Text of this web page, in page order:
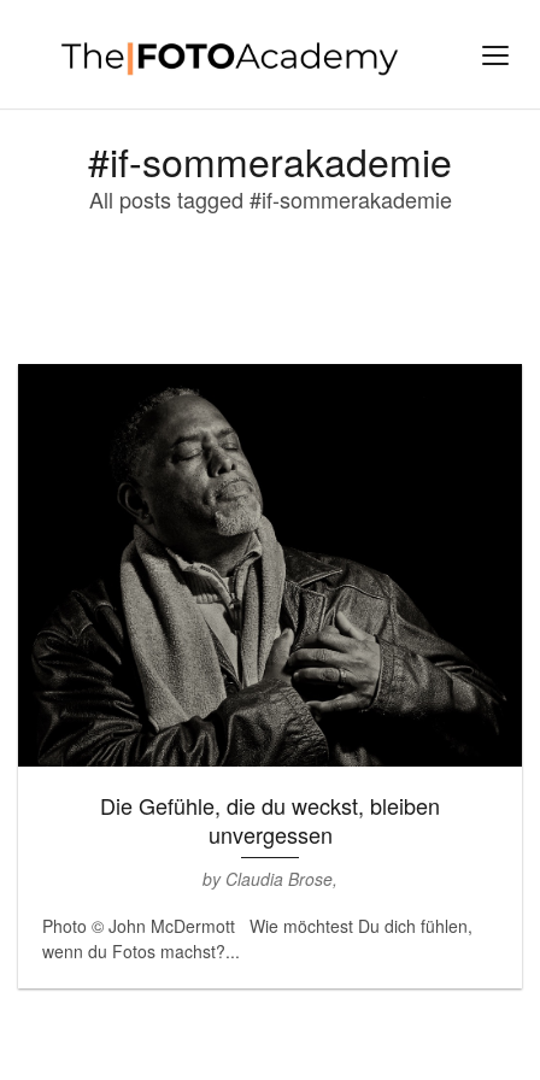
#if-sommerakademie
All posts tagged #if-sommerakademie
Die Gefühle, die du weckst, bleiben
unvergessen
by Claudia Brose,
Photo © John McDermott Wie möchtest Du dich fühlen,
wenn du Fotos machst?...